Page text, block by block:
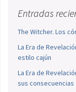
Entradas
The Witcher. Los
La Era de
estilo cajún
La Era de
sus consecuencias